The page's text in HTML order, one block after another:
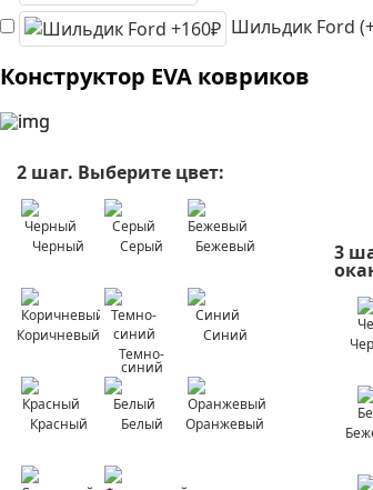
Шильдик Ford
Конструктор EVA ковриков
2 шаг. Выберите цвет:
Черный Серый Бежевый
Коричневый
Темно-
синий
Синий
Красный Белый Оранжевый
3